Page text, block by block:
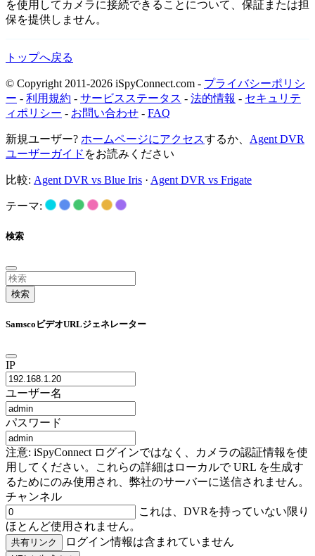
を使用してカメラに接続できることについて、保証または担
保を提供しません。
トップへ戻る
© Copyright 2011-2026 iSpyConnect.com - プライバシーポリシ
ー - 利用規約 - サービスステータス - 法的情報 - セキュリテ
ィポリシー - お問い合わせ - FAQ
新規ユーザー? ホームページにアクセスするか、 Agent DVR
ユーザーガイド をお読みください
比較: Agent DVR vs Blue Iris · Agent DVR vs Frigate
テーマ:
検索
検索
SamscoビデオURLジェネレーター
IP
ユーザー名
パスワード
注意: iSpyConnect ログインではなく、カメラの認証情報を使
用してください。これらの詳細はローカルで URL を生成す
るためにのみ使用され、弊社のサーバーに送信されません。
チャンネル
これは、DVRを持っていない限り
ほとんど使用されません。
共有リンク ログイン情報は含まれていません